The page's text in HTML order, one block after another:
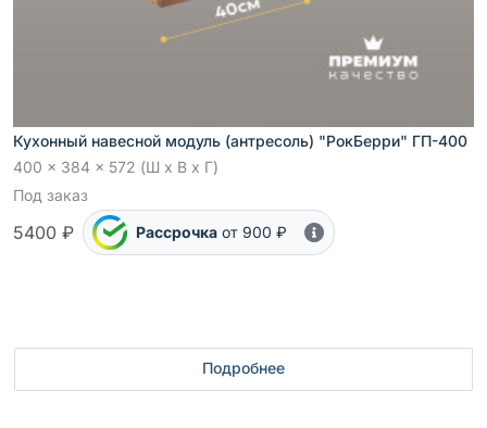
Кухонный навесной модуль (антресоль) "РокБерри" ГП-400
400 x 384 x 572 (Ш x В x Г)
Под заказ
5400 ₽ Рассрочка от 900 ₽
Подробнее